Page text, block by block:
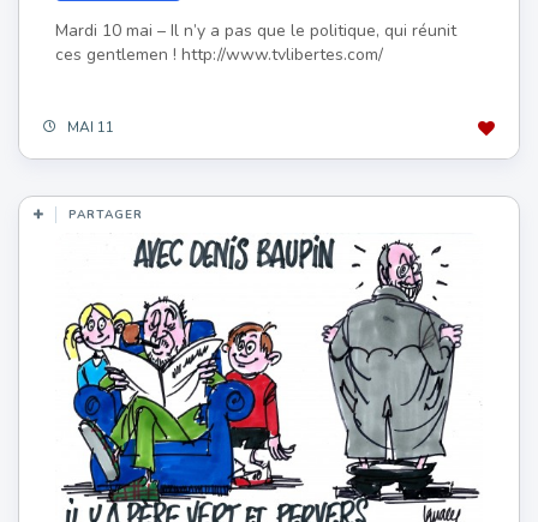
Mardi 10 mai – Il n’y a pas que le politique, qui réunit
ces gentlemen ! http://www.tvlibertes.com/
MAI 11
PARTAGER